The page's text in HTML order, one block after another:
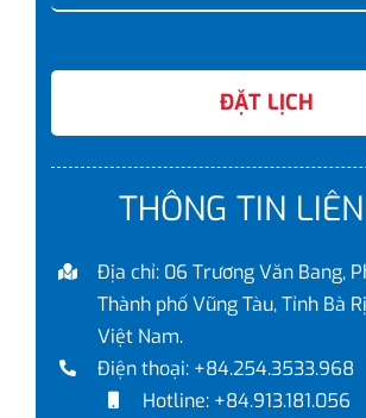
ĐẶT LỊCH
THÔNG TIN
Địa chỉ: 06 Trương Văn Bang,
Thành phố Vũng Tàu, Tỉnh Bà
Việt Nam.
Điện thoại: +84.254.3533.968
Hotline: +84.913.181.056